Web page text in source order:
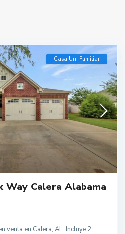
Casa Uni Familiar
Way Calera Alabama
venta en Calera, AL. Incluye 2